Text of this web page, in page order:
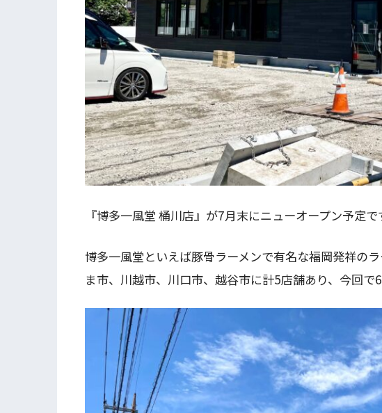
『博多一風堂 桶川店』が7月末にニューオープン予定で
博多一風堂といえば豚骨ラーメンで有名な福岡発祥の
ま市、川越市、川口市、越谷市に計5店舗あり、今回で